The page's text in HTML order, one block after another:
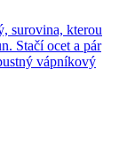
surovina, kterou
Stačí ocet a pár
vápníkový